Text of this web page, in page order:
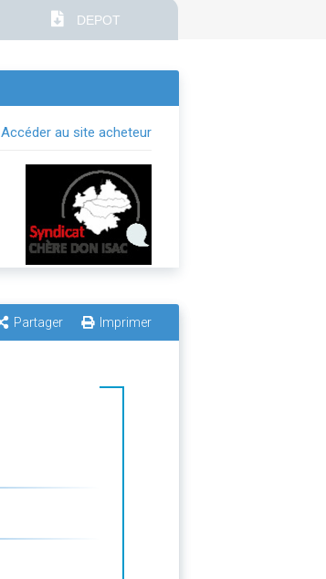
DEPOT
Accéder au site acheteur
Partager Imprimer